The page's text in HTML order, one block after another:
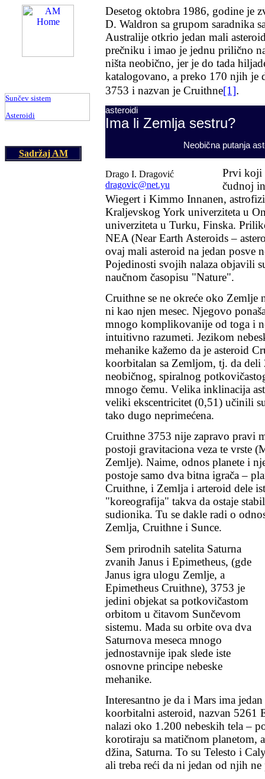
Sunčev sistem
Asteroidi
Sadržaj AM
Desetog oktobra 1986, godine je
D. Waldron sa grupom saradnika
Australije otkrio jedan mali
prečniku i imao je jednu prilično
ništa neobično, jer je do tada
katalogovano, a preko 170 njih
3753 i nazvan je Cruithne[1].
asteroidi
Ima li Zemlja sestru?
Neobična putanja
Drago I. Dragović
dragovic@net.yu
Prvi koji
čudnoj
Wiegert i Kimmo Innanen,
Kraljevskog York univerziteta u
univerziteta u Turku, Finska.
NEA (Near Earth Asteroids –
ovaj mali asteroid na jedan posve
Pojedinosti svojih nalaza objavili
naučnom časopisu "Nature".
Cruithne se ne okreće oko Zemlje
ni kao njen mesec. Njegovo
mnogo komplikovanije od toga i
intuitivno razumeti. Jezikom
mehanike kažemo da je asteroid
koorbitalan sa Zemljom, tj. da
neobičnog, spiralnog
mnogo čemu. Velika inklinacija
veliki ekscentricitet (0,51) učinili
tako dugo neprimećena.
Cruithne 3753 nije zapravo pravi
postoji gravitaciona veza te vrste
Zemlje). Naime, odnos planete i
postoje samo dva bitna igrača –
Cruithne, i Zemlja i arteroid dele
"koreografija" takva da ostaje
sudionika. Tu se dakle radi o
Zemlja, Cruithne i Sunce.
Sem prirodnih satelita Saturna
zvanih Janus i Epimetheus, (gde
Janus igra ulogu Zemlje, a
Epimetheus Cruithne), 3753 je
jedini objekat sa potkovičastom
orbitom u čitavom Sunčevom
sistemu. Mada su orbite ova dva
Saturnova meseca mnogo
jednostavnije ipak slede iste
osnovne principe nebeske
mehanike.
Interesantno je da i Mars ima jedan
koorbitalni asteroid, nazvan 5261
nalazi oko 1.200 nebeskih tela –
korotiraju sa matičnom planetom,
džina, Saturna. To su Telesto i
ali treba reći da ni jedan od njih